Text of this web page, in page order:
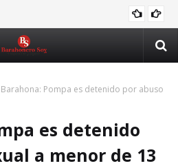
la UASD a programa que
Barahona: Pompa es detenido por abuso
es detenido
a menor de 13